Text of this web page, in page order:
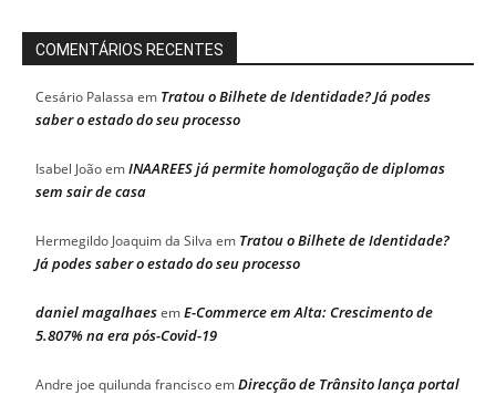
COMENTÁRIOS RECENTES
Cesário Palassa em Tratou o Bilhete de Identidade? Já podes
saber o estado do seu processo
Isabel JoãoemINAAREES já permite homologação de diplomas
sem sair de casa
Hermegildo Joaquim da Silva em Tratou o Bilhete de Identidade?
Já podes saber o estado do seu processo
daniel magalhaesemE-Commerce em Alta: Crescimento de
5.807% na era pós-Covid-19
Andre joe quilunda franciscoemDirecção de Trânsito lança portal